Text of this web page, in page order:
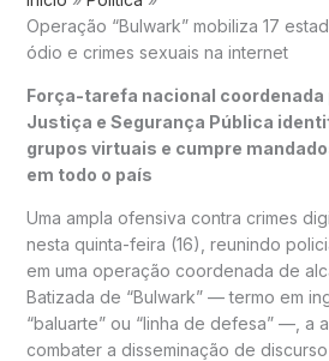
Operação “Bulwark” mobiliza 17
ódio e crimes sexuais na internet
Força-tarefa nacional coordenada
Justiça e Segurança Pública
grupos virtuais e cumpre
em todo o país
Uma ampla ofensiva contra crimes
nesta quinta-feira (16), reunindo
em uma operação coordenada de
Batizada de “Bulwark” — termo em
“baluarte” ou “linha de defesa” —, a
combater a disseminação de